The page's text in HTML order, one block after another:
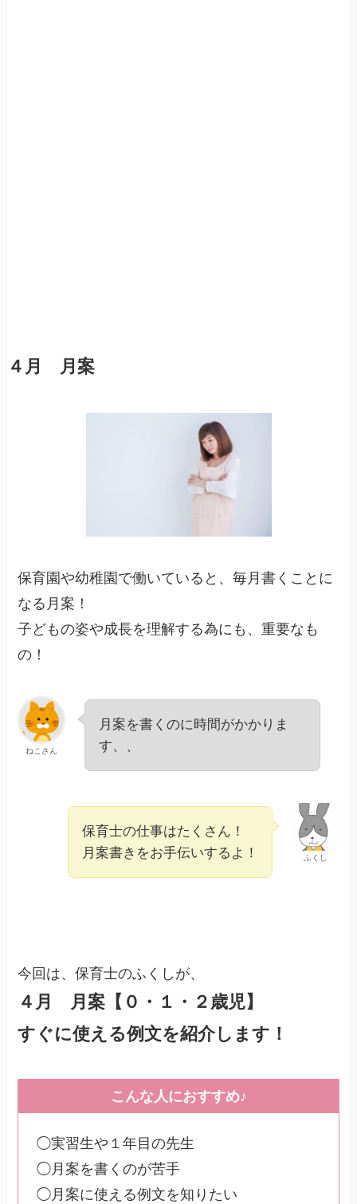
４月 月案
保育園や幼稚園で働いていると、毎月書くことに
なる月案！
子どもの姿や成長を理解する為にも、重要なも
の！
ねこさん
月案を書くのに時間がかかりま
す、、
ふくし
保育士の仕事はたくさん！
月案書きをお手伝いするよ！
今回は、保育士のふくしが、
４月 月案【０・１・２歳児】
すぐに使える例文を紹介します！
こんな人におすすめ♪
◯実習生や１年目の先生
◯月案を書くのが苦手
◯月案に使える例文を知りたい